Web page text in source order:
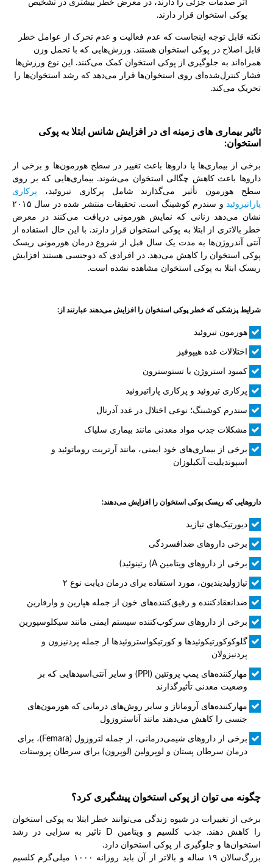
اثر صدمات جزئی را دارند، در معرض خطر بیشتری در تشخیص
پوکی استخوان قرار دارند.
نکته قابل توجه اینجاست که عدم فعالیت و عدم تحرک از عوامل خطر
قابل اصلاح در پوکی استخوان هستند. ورزش‌هایی که با تحمل وزن
همراه‌اند به جلوگیری از پوکی استخوان کمک می‌کنند. این نوع ورزش‌ها
فشار کنترل‌شده‌ای روی استخوان‌ها قرار می‌دهد که رشد استخوان‌ها را
تحریک می‌کند.
تاثیر بیماری های زمینه ای در افزایش شانس ابتلا به پوکی
استخوان:
برخی از بیماری‌ها یا داروها باعث تغییر در سطح هورمون‌ها و برخی از
داروها باعث کاهش چگالی استخوان می‌شوند. بیماری‌هایی که بر روی
سطح هورمون تأثیر می‌گذارند شامل پرکاری تیروئید، پرکاری
پاراتیروئید
و سندرم کوشینگ است. تحقیقات منتشر شده در سال ۲۰۱۵
نشان می‌دهد زنانی که نمایش هورمونی دریافت می‌کنند در معرض
خطر بالاتری از ابتلا به پوکی استخوان قرار دارند. با این حال استفاده از
آنتی آندروژن‌ها به مدت یک سال قبل از شروع درمان هورمونی ریسک
پوکی استخوان را کاهش می‌دهد. در افرادی که دوجنسی هستند افزایش
ریسک ابتلا به پوکی استخوان مشاهده نشده است.
شرایط پزشکی که خطر پوکی استخوان را افزایش می‌دهند عبارتند از:
هورمون تیروئید
اختلالات غده هیپوفیز
کمبود استروژن یا تستوسترون
پرکاری تیروئید و پرکاری پاراتیروئید
سندرم کوشینگ؛ نوعی اختلال در غدد آدرنال
مشکلات جذب مواد معدنی مانند بیماری سلیاک
برخی از بیماری‌های خود ایمنی، مانند آرتریت روماتوئید و
اسپوندیلیت آنکیلوزان
داروهایی که ریسک پوکی استخوان را افزایش می‌دهند:
دیورتیک‌های تیازید
برخی داروهای ضدافسردگی
برخی از داروهای ویتامین A) رتینوئید)
تیازولیدیندیون، مورد استفاده برای درمان دیابت نوع ۲
ضدانعقادکننده و رقیق‌کننده‌های خون از جمله هپارین و وارفارین
برخی از داروهای سرکوب‌کننده سیستم ایمنی مانند سیکلوسپورین
گلوکوکورتیکوئیدها و کورتیکواستروئیدها از جمله پردنیزون و
پردنیزولان
مهارکننده‌های پمپ پروتئین (PPI) و سایر آنتی‌اسیدهایی که بر
وضعیت معدنی تأثیرگذارند
مهارکننده‌های آروماتاز و سایر روش‌های درمانی که هورمون‌های
جنسی را کاهش می‌دهند مانند آناستروزول
برخی از داروهای شیمی‌درمانی، از جمله لتروزول (Femara)، برای
درمان سرطان پستان و لوپرولین (لوپرون) برای سرطان پروستات
چگونه می توان از پوکی استخوان پیشگیری کرد؟
برخی از تغییرات در شیوه زندگی می‌توانند خطر ابتلا به پوکی استخوان
را کاهش دهند. جذب کلسیم و ویتامین D تاثیر به سزایی در رشد
استخوان‌ها و جلوگیری از پوکی استخوان دارد.
بزرگ‌سالان ۱۹ ساله و بالاتر از آن باید روزانه ۱۰۰۰ میلی‌گرم کلسیم